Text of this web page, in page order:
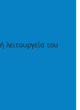
λειτουργεία του